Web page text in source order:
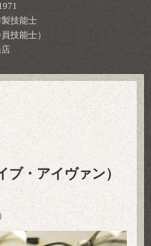
技能士
技能士）
ブ・アイヴァン）